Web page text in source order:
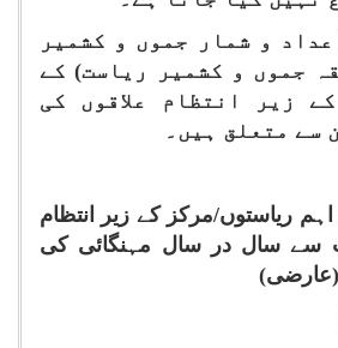
و شمار جموں و کشمیر
جموں و کشمیر ریاست) کے
زیر انتظام علاقوں کی
سے متعلق ہیں۔
کے لیے اہم ریاستوں/مرکز کے زیر انتظام
سے سال در سال مہنگائی کی